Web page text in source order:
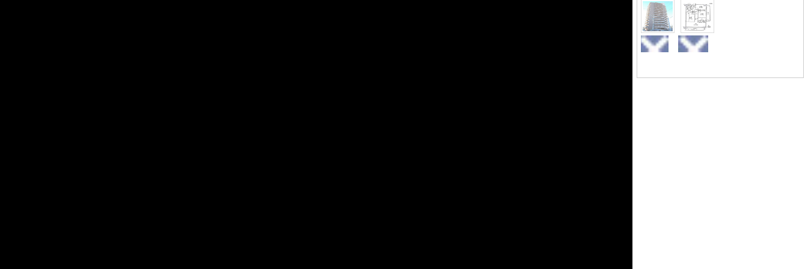
つろぎの空間のある、3LDKの物件で
す。当社スタッフがお客さまの住まい
探しをお手伝い致します。名鉄名古屋
本線本笠寺周辺の不動産情報をお求め
でしたら、お気軽に当社へお問い合わ